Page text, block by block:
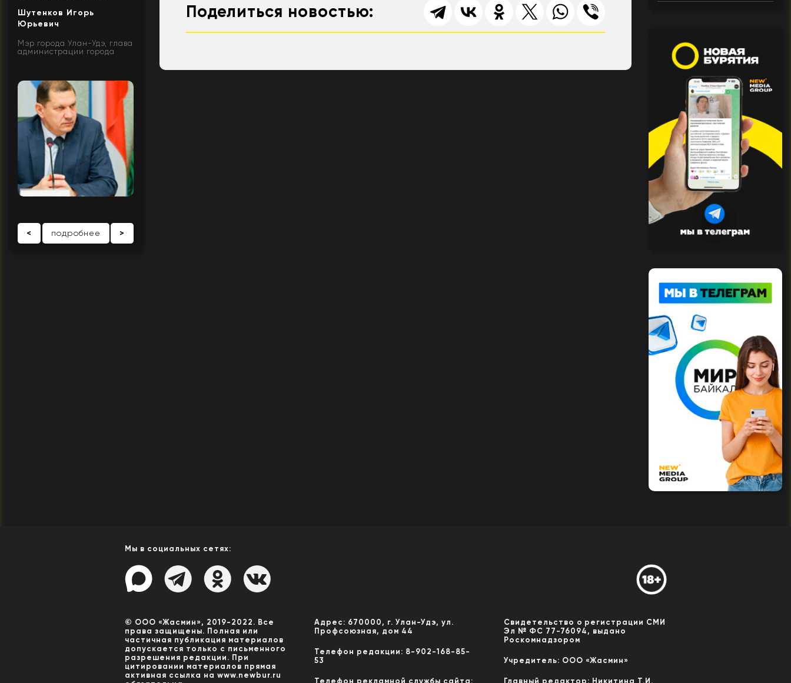
Шутенков Игорь
Юрьевич
Мэр города Улан-Удэ, глава
администрации города
< подробнее >
Поделиться новостью:
Мы в социальных сетях:
© ООО «Жасмин», 2019-2022. Все
права защищены. Полная или
частичная публикация материалов
допускается только с письменного
разрешения редакции. При
цитировании материалов прямая
активная ссылка на www.newbur.ru
Адрес: 670000, г. Улан-Удэ, ул.
Профсоюзная, дом 44
Телефон редакции: 8-902-168-85-
53
Телефон рекламной службы сайта:
Свидетельство о регистрации СМИ
Эл № ФС 77-76094, выдано
Роскомнадзором
Учредитель: ООО «Жасмин»
Главный редактор: Никитина Т.И.